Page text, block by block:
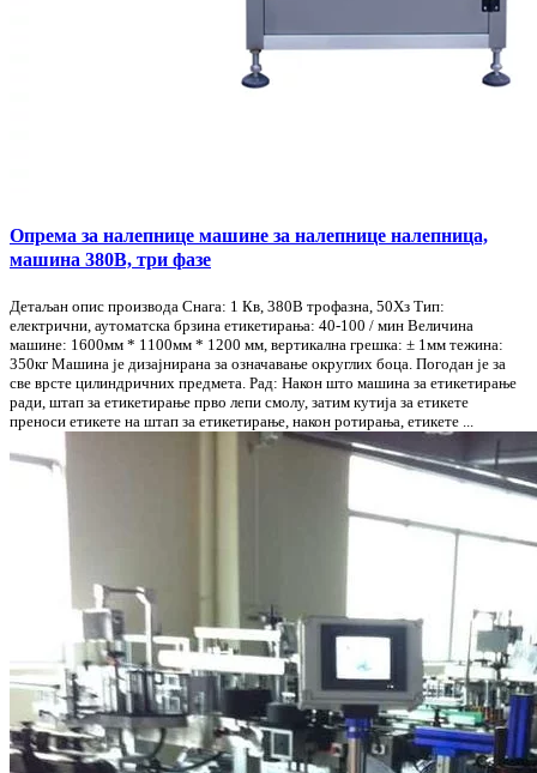
Опрема за налепнице машине за налепнице налепница,
машина 380В, три фазе
Детаљан опис производа Снага: 1 Кв, 380В трофазна, 50Хз Тип:
електрични, аутоматска брзина етикетирања: 40-100 / мин Величина
машине: 1600мм * 1100мм * 1200 мм, вертикална грешка: ± 1мм тежина:
350кг Машина је дизајнирана за означавање округлих боца. Погодан је за
све врсте цилиндричних предмета. Рад: Након што машина за етикетирање
ради, штап за етикетирање прво лепи смолу, затим кутија за етикете
преноси етикете на штап за етикетирање, након ротирања, етикете ...